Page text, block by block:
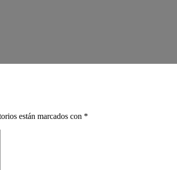
están marcados con *